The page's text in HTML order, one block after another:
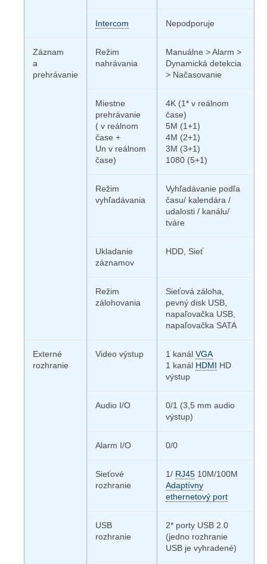
Intercom Nepodporuje
Záznam
a
prehrávanie
Režim
nahrávania
Manuálne > Alarm >
Dynamická detekcia
> Načasovanie
Miestne
prehrávanie
( v reálnom
čase +
Un v reálnom
čase)
4K (1* v reálnom
čase)
5M (1+1)
4M (2+1)
3M (3+1)
1080 (5+1)
Režim
vyhľadávania
Vyhľadávanie podľa
času/ kalendára /
udalosti / kanálu/
tváre
Ukladanie
záznamov
HDD, Sieť
Režim
zálohovania
Sieťová záloha,
pevný disk USB,
napaľovačka USB,
napaľovačka SATA
Externé
rozhranie
Video výstup 1 kanál VGA
1 kanál HDMI HD
výstup
Audio I/O
0/1 (3,5 mm audio
výstup)
Alarm I/O 0/0
Sieťové
rozhranie
1/ RJ45 10M/100M
Adaptívny
ethernetový port
USB
rozhranie
2* porty USB 2.0
(jedno rozhranie
USB je vyhradené)